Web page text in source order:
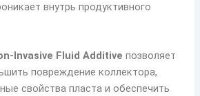
внутрь продуктивного
Invasive Fluid Additive позволяет
повреждение коллектора,
свойства пласта и обеспечить